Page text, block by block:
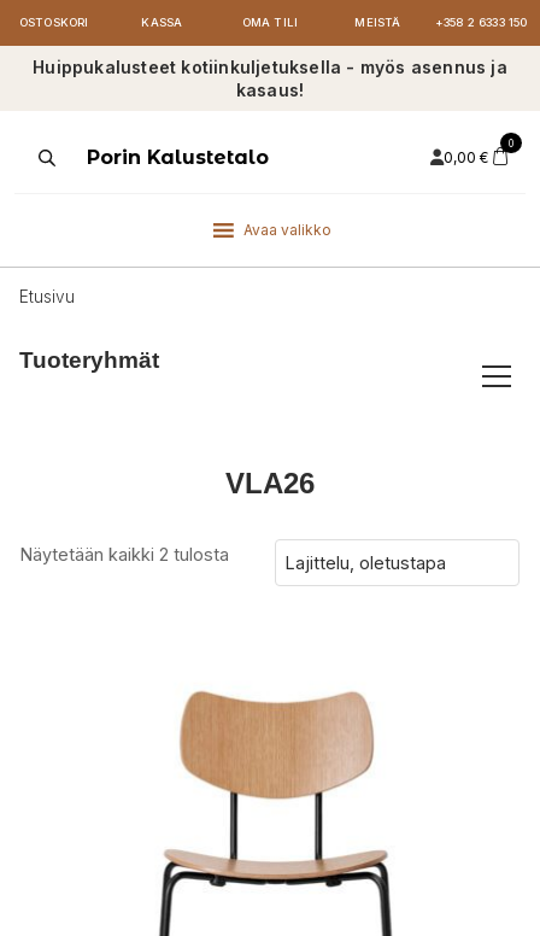
OSTOSKORI KASSA OMA TILI MEISTÄ +358 2 6333 150
Huippukalusteet kotiinkuljetuksella - myös asennus ja
kasaus!
ProductsPorin Kalustetalo 0,00 €
0
Avaa valikko
Etusivu
Tuoteryhmät
VLA26
Näytetään kaikki 2 tulosta